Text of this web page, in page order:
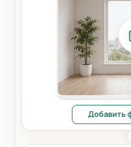
Добавить